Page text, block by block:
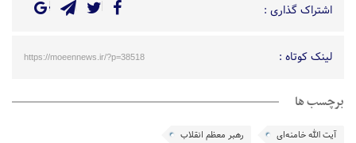
اشتراک گذاری :
لینک کوتاه : https://moeennews.ir/?p=38518
برچسب ها
آیت الله خامنه‌ای رهبر معظم انقلاب